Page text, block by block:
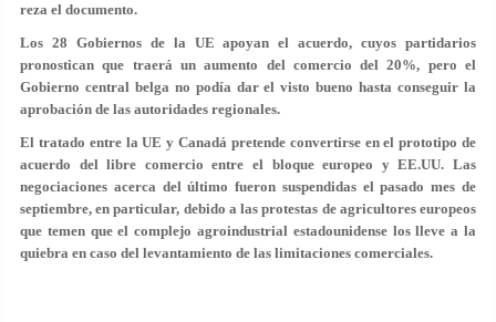
reza el documento.
Los 28 Gobiernos de la UE apoyan el acuerdo, cuyos partidarios
pronostican que traerá un aumento del comercio del 20%, pero el
Gobierno central belga no podía dar el visto bueno hasta conseguir la
aprobación de las autoridades regionales.
El tratado entre la UE y Canadá pretende convertirse en el prototipo de
acuerdo del libre comercio entre el bloque europeo y EE.UU. Las
negociaciones acerca del último fueron suspendidas el pasado mes de
septiembre, en particular, debido a las protestas de agricultores europeos
que temen que el complejo agroindustrial estadounidense los lleve a la
quiebra en caso del levantamiento de las limitaciones comerciales.